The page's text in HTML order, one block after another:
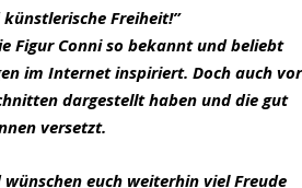
Freiheit!”
Figur Conni so bekannt und beliebt
im Internet inspiriert. Doch auch vor
dargestellt haben und die gut
versetzt.
euch weiterhin viel Freude